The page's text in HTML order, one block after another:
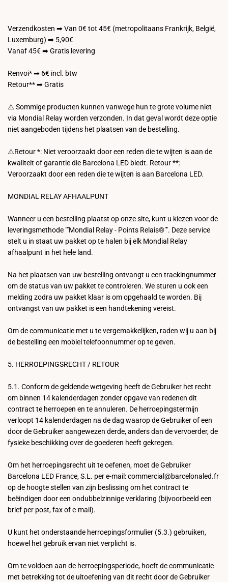
Verzendkosten ➡ Van 0€ tot 45€ (metropolitaans Frankrijk, België,
Luxemburg) ➡ 5,90€
Vanaf 45€ ➡ Gratis levering
Renvoi* ➡ 6€ incl. btw
Retour** ➡ Gratis
⚠️ Sommige producten kunnen vanwege hun te grote volume niet
via Mondial Relay worden verzonden. In dat geval wordt deze optie
niet aangeboden tijdens het plaatsen van de bestelling.
⚠️Retour *: Niet veroorzaakt door een reden die te wijten is aan de
kwaliteit of garantie die Barcelona LED biedt. Retour **:
Veroorzaakt door een reden die te wijten is aan Barcelona LED.
MONDIAL RELAY AFHAALPUNT
Wanneer u een bestelling plaatst op onze site, kunt u kiezen voor de
leveringsmethode ""Mondial Relay - Points Relais®"". Deze service
stelt u in staat uw pakket op te halen bij elk Mondial Relay
afhaalpunt in het hele land.
Na het plaatsen van uw bestelling ontvangt u een trackingnummer
om de status van uw pakket te controleren. We sturen u ook een
melding zodra uw pakket klaar is om opgehaald te worden. Bij
ontvangst van uw pakket is een handtekening vereist.
Om de communicatie met u te vergemakkelijken, raden wij u aan bij
de bestelling een mobiel telefoonnummer op te geven.
5. HERROEPINGSRECHT / RETOUR
5.1. Conform de geldende wetgeving heeft de Gebruiker het recht
om binnen 14 kalenderdagen zonder opgave van redenen dit
contract te herroepen en te annuleren. De herroepingstermijn
verloopt 14 kalenderdagen na de dag waarop de Gebruiker of een
door de Gebruiker aangewezen derde, anders dan de vervoerder, de
fysieke beschikking over de goederen heeft gekregen.
Om het herroepingsrecht uit te oefenen, moet de Gebruiker
Barcelona LED France, S.L. per e-mail: commercial@barcelonaled.fr
op de hoogte stellen van zijn beslissing om het contract te
beëindigen door een ondubbelzinnige verklaring (bijvoorbeeld een
brief per post, fax of e-mail).
U kunt het onderstaande herroepingsformulier (5.3.) gebruiken,
hoewel het gebruik ervan niet verplicht is.
Om te voldoen aan de herroepingsperiode, hoeft de communicatie
met betrekking tot de uitoefening van dit recht door de Gebruiker